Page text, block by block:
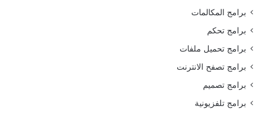
برامج المكالمات
برامج تحكم
برامج تحميل ملفات
برامج تصفح الانترنت
برامج تصميم
برامج تلفزيونية